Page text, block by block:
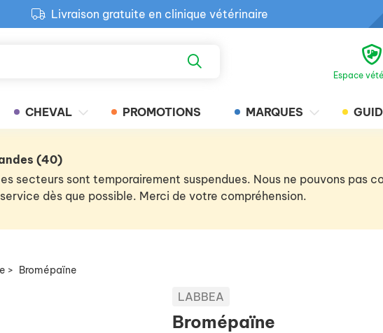
Livraison gratuite en clinique vétérinaire
Retour produit gratuit en clinique
Espace
CHEVAL PROMOTIONS MARQUES
(40)
secteurs sont temporairement suspendues. Nous ne pouvons pas
dès que possible. Merci de votre compréhension.
> Bromépaïne
LABBEA
Bromépaïne